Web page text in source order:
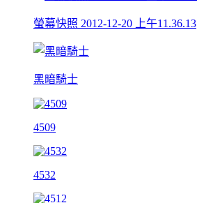
螢幕快照 2012-12-20 上午11.36.13
黑暗騎士
4509
4532